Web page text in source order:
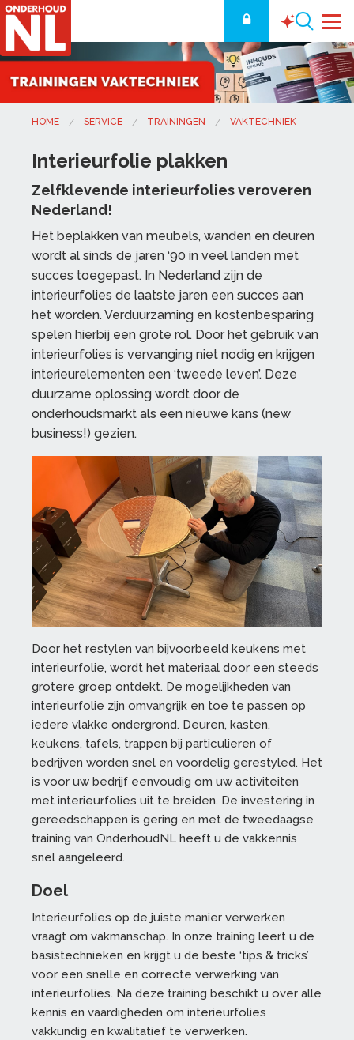
HOME SERVICE TRAININGEN VAKTECHNIEK
Interieurfolie plakken
Zelfklevende interieurfolies veroveren
Nederland!
Het beplakken van meubels, wanden en deuren
wordt al sinds de jaren ‘90 in veel landen met
succes toegepast. In Nederland zijn de
interieurfolies de laatste jaren een succes aan
het worden. Verduurzaming en kostenbesparing
spelen hierbij een grote rol. Door het gebruik van
interieurfolies is vervanging niet nodig en krijgen
interieurelementen een ‘tweede leven’. Deze
duurzame oplossing wordt door de
onderhoudsmarkt als een nieuwe kans (new
business!) gezien.
Door het restylen van bijvoorbeeld keukens met
interieurfolie, wordt het materiaal door een steeds
grotere groep ontdekt. De mogelijkheden van
interieurfolie zijn omvangrijk en toe te passen op
iedere vlakke ondergrond. Deuren, kasten,
keukens, tafels, trappen bij particulieren of
bedrijven worden snel en voordelig gerestyled. Het
is voor uw bedrijf eenvoudig om uw activiteiten
met interieurfolies uit te breiden. De investering in
gereedschappen is gering en met de tweedaagse
training van OnderhoudNL heeft u de vakkennis
snel aangeleerd.
Doel
Interieurfolies op de juiste manier verwerken
vraagt om vakmanschap. In onze training leert u de
basistechnieken en krijgt u de beste ‘tips & tricks’
voor een snelle en correcte verwerking van
interieurfolies. Na deze training beschikt u over alle
kennis en vaardigheden om interieurfolies
vakkundig en kwalitatief te verwerken.